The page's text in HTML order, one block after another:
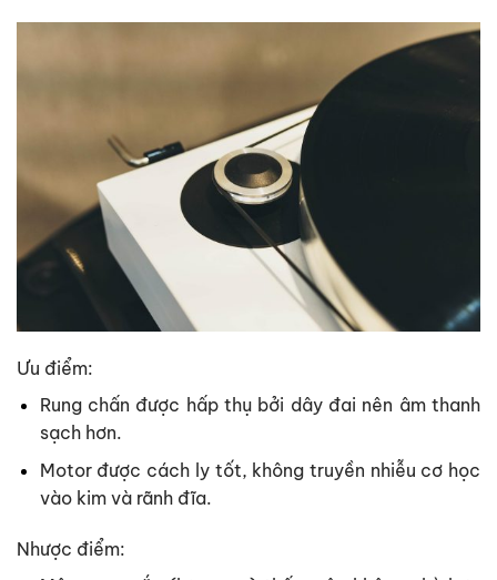
Ưu điểm:
Rung chấn được hấp thụ bởi dây đai nên âm thanh
sạch hơn.
Motor được cách ly tốt, không truyền nhiễu cơ học
vào kim và rãnh đĩa.
Nhược điểm: